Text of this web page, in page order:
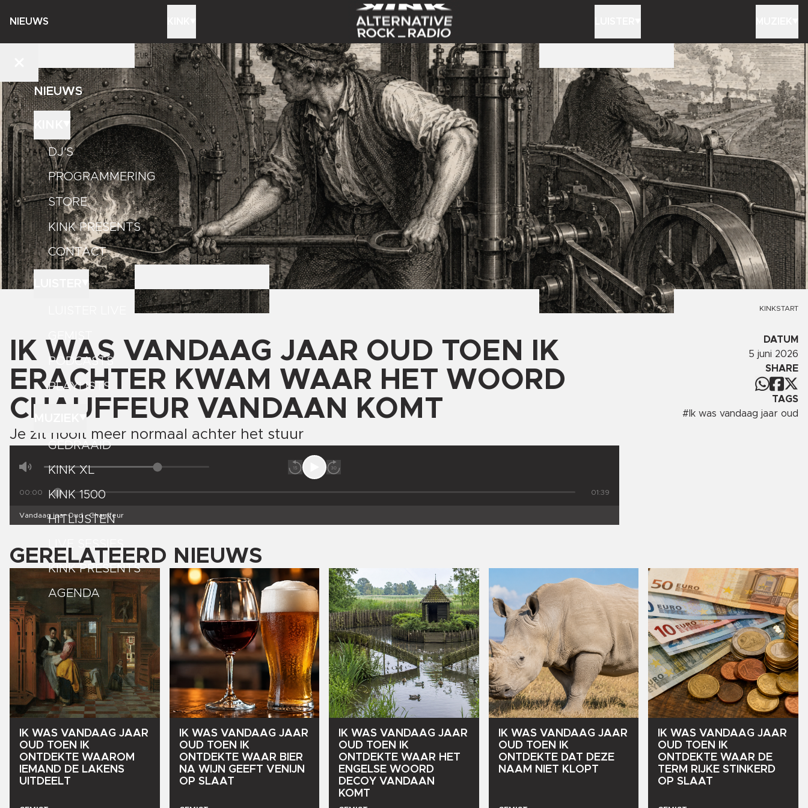
NIEUWS
NIEUWS
DJ'S
PROGRAMMERING
STORE
KINK PRESENTS
CONTACT
PODCASTS
PLAYLISTS
GEDRAAID
KINK XL
KINK 1500
HITLIJSTEN
KINK PRESENTS
AGENDA
KINKSTART
IK WAS VANDAAG JAAR OUD TOEN IK
ERACHTER KWAM WAAR HET WOORD
CHAUFFEUR VANDAAN KOMT
Je zit nooit meer normaal achter het stuur
00:00 01:39
Vandaag jaar Oud - Chauffeur
DATUM
5 juni 2026
SHARE
TAGS
# Ik was vandaag jaar oud
GERELATEERD NIEUWS
IK WAS VANDAAG JAAR
OUD TOEN
IK
ONTDEKTE WAAROM
IEMAND DE LAKENS
UITDEELT
IK WAS VANDAAG JAAR
OUD TOEN
IK
ONTDEKTE WAAR BIER
NA WIJN GEEFT VENIJN
OP SLAAT
IK WAS VANDAAG JAAR
OUD TOEN
IK
ONTDEKTE WAAR HET
ENGELSE WOORD
DECOY VANDAAN
KOMT
IK WAS VANDAAG JAAR
OUD TOEN
IK
ONTDEKTE DAT DEZE
NAAM
NIET KLOPT
IK WAS VANDAAG JAAR
OUD TOEN
IK
ONTDEKTE WAAR DE
TERM
RIJKE STINKERD
OP SLAAT